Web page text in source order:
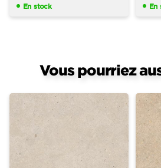
En stock
En
Vous pourriez